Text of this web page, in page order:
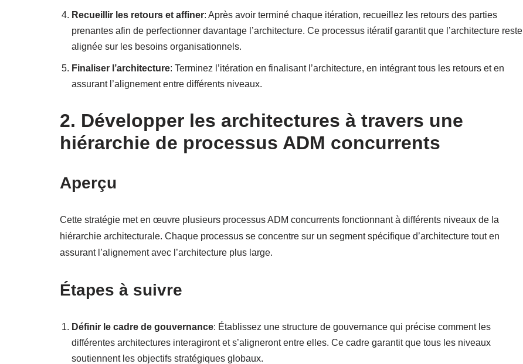
Recueillir les retours et affiner: Après avoir terminé chaque itération, recueillez les retours des parties
prenantes afin de perfectionner davantage l’architecture. Ce processus itératif garantit que l’architecture reste
alignée sur les besoins organisationnels.
Finaliser l’architecture: Terminez l’itération en finalisant l’architecture, en intégrant tous les retours et en
assurant l’alignement entre différents niveaux.
2. Développer les architectures à travers une
hiérarchie de processus ADM concurrents
Aperçu
Cette stratégie met en œuvre plusieurs processus ADM concurrents fonctionnant à différents niveaux de la
hiérarchie architecturale. Chaque processus se concentre sur un segment spécifique d’architecture tout en
assurant l’alignement avec l’architecture plus large.
Étapes à suivre
Définir le cadre de gouvernance: Établissez une structure de gouvernance qui précise comment les
différentes architectures interagiront et s’aligneront entre elles. Ce cadre garantit que tous les niveaux
soutiennent les objectifs stratégiques globaux.